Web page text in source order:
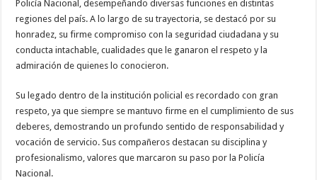
Policía Nacional, desempeñando diversas funciones en distintas
regiones del país. A lo largo de su trayectoria, se destacó por su
honradez, su firme compromiso con la seguridad ciudadana y su
conducta intachable, cualidades que le ganaron el respeto y la
admiración de quienes lo conocieron.
Su legado dentro de la institución policial es recordado con gran
respeto, ya que siempre se mantuvo firme en el cumplimiento de sus
deberes, demostrando un profundo sentido de responsabilidad y
vocación de servicio. Sus compañeros destacan su disciplina y
profesionalismo, valores que marcaron su paso por la Policía
Nacional.